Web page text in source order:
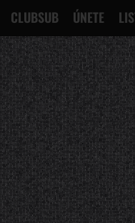
CLUBSUB ÚNETE